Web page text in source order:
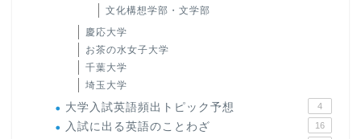
文化構想学部・文学部
慶応大学
お茶の水女子大学
千葉大学
埼玉大学
大学入試英語頻出トピック予想 4
入試に出る英語のことわざ 16